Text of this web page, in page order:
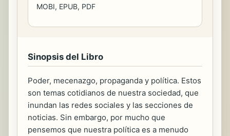
MOBI, EPUB, PDF
Sinopsis del Libro
Poder, mecenazgo, propaganda y política. Estos
son temas cotidianos de nuestra sociedad, que
inundan las redes sociales y las secciones de
noticias. Sin embargo, por mucho que
pensemos que nuestra política es a menudo